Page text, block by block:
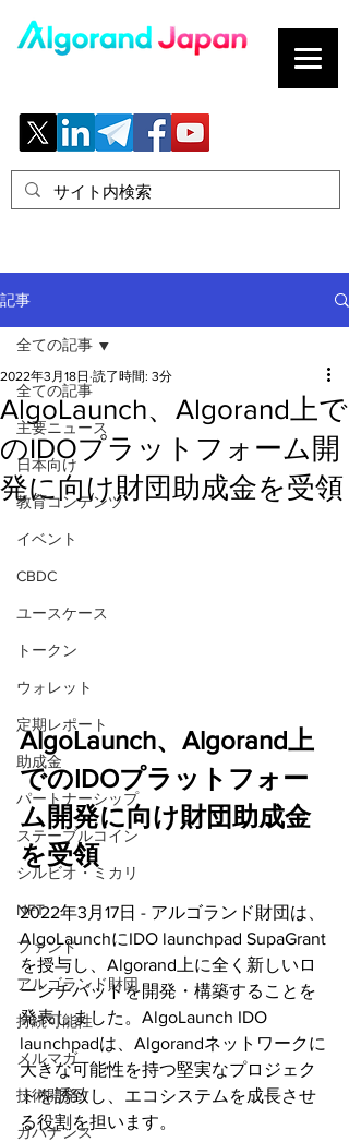
記事
全ての記事
主要ニュース
日本向け
教育コンテンツ
イベント
CBDC
ユースケース
トークン
ウォレット
定期レポート
助成金
パートナーシップ
ステーブルコイン
シルビオ・ミカリ
NFT
ファンド
アルゴランド財団
持続可能性
メルマガ
技術開発
ガバナンス
全ての記事
AlgoLaunch、Algorand上で
のIDOプラットフォーム開
発に向け財団助成金を受領
2022年3月18日 読了時間: 3分
AlgoLaunch、Algorand上
でのIDOプラットフォー
ム開発に向け財団助成金
を受領
2022年3月17日 - アルゴランド財団は、
AlgoLaunchにIDO launchpad SupaGrant
を授与し、Algorand上に全く新しいロ
ーンチパッドを開発・構築することを
発表しました。AlgoLaunch IDO
launchpadは、Algorandネットワークに
大きな可能性を持つ堅実なプロジェク
トを誘致し、エコシステムを成長させ
る役割を担います。